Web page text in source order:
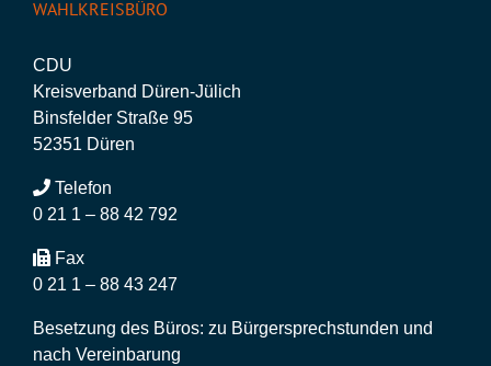
WAHLKREISBÜRO
CDU
Kreisverband Düren-Jülich
Binsfelder Straße 95
52351 Düren
Telefon
0 21 1 – 88 42 792
Fax
0 21 1 – 88 43 247
Besetzung des Büros: zu Bürgersprechstunden und
nach Vereinbarung